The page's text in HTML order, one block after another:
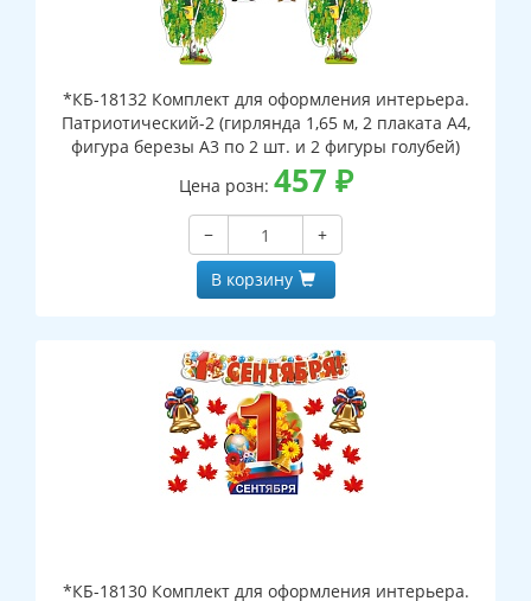
*КБ-18132 Комплект для оформления интерьера.
Патриотический-2 (гирлянда 1,65 м, 2 плаката А4,
фигура березы А3 по 2 шт. и 2 фигуры голубей)
Цена розн: 457 ₽
−
+
В корзину
*КБ-18130 Комплект для оформления интерьера.